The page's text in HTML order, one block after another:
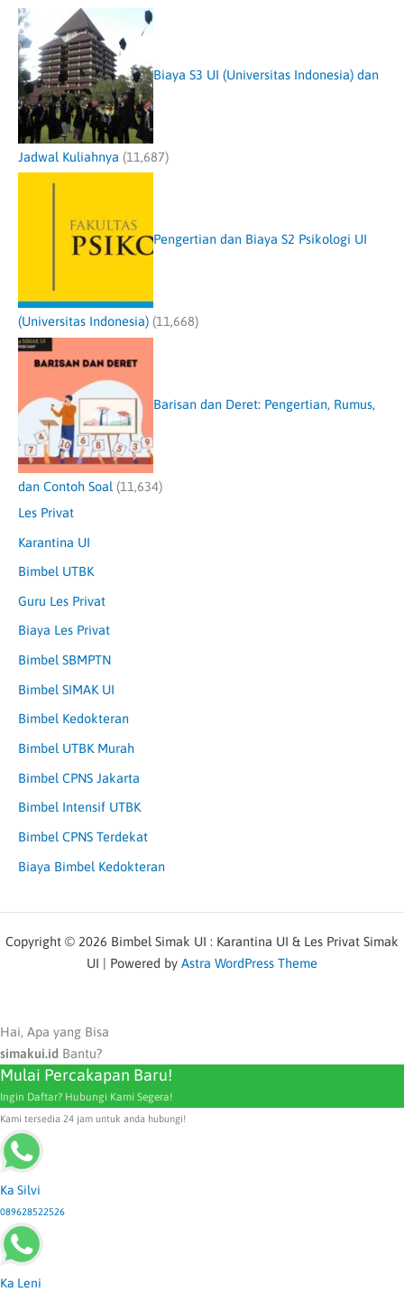
Biaya S3 UI (Universitas Indonesia) dan
Jadwal Kuliahnya (11,687)
Pengertian dan Biaya S2 Psikologi UI
(Universitas Indonesia) (11,668)
Barisan dan Deret: Pengertian, Rumus,
dan Contoh Soal (11,634)
Les Privat
Karantina UI
Bimbel UTBK
Guru Les Privat
Biaya Les Privat
Bimbel SBMPTN
Bimbel SIMAK UI
Bimbel Kedokteran
Bimbel UTBK Murah
Bimbel CPNS Jakarta
Bimbel Intensif UTBK
Bimbel CPNS Terdekat
Biaya Bimbel Kedokteran
Copyright © 2026 Bimbel Simak UI : Karantina UI & Les Privat Simak
UI | Powered by Astra WordPress Theme
Hai, Apa yang Bisa
simakui.id Bantu?
Mulai Percakapan Baru!
Ingin Daftar? Hubungi Kami Segera!
Kami tersedia 24 jam untuk anda hubungi!
Ka Silvi
089628522526
Ka Leni